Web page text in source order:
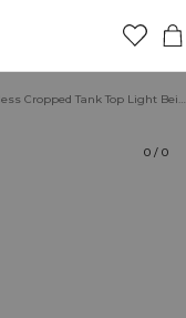
Mirage Seamless Cropped Tank Top Light Beige/White
0 / 0